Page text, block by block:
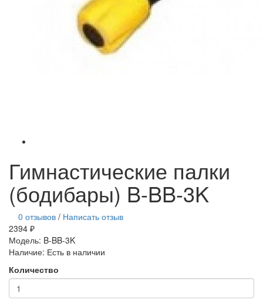
Гимнастические палки
(бодибары) B-BB-3K
0 отзывов / Написать отзыв
2394 ₽
Модель: B-BB-3K
Наличие: Есть в наличии
Количество